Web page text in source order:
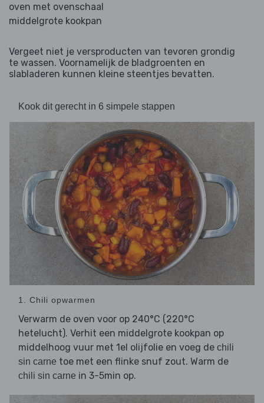
oven met ovenschaal
middelgrote kookpan
Vergeet niet je versproducten van tevoren grondig
te wassen. Voornamelijk de bladgroenten en
slabladeren kunnen kleine steentjes bevatten.
Kook dit gerecht in 6 simpele stappen
1. Chili opwarmen
Verwarm de oven voor op 240°C (220°C
hetelucht). Verhit een middelgrote kookpan op
middelhoog vuur met 1el olijfolie en voeg de chili
sin carne toe met een flinke snuf zout. Warm de
chili sin carne in 3-5min op.